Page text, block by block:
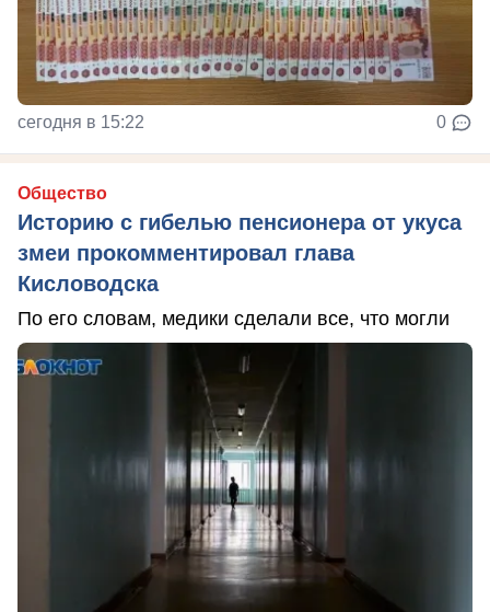
сегодня в 15:22 0
Общество
Историю с гибелью пенсионера от укуса
змеи прокомментировал глава
Кисловодска
По его словам, медики сделали все, что могли